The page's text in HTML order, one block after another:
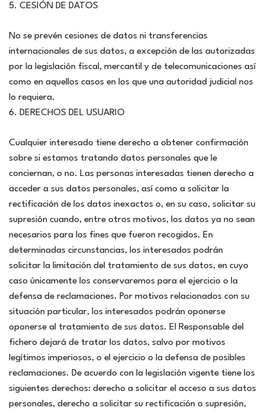
5. CESIÓN DE DATOS
No se prevén cesiones de datos ni transferencias
internacionales de sus datos, a excepción de las autorizadas
por la legislación fiscal, mercantil y de telecomunicaciones así
como en aquellos casos en los que una autoridad judicial nos
lo requiera.
6. DERECHOS DEL USUARIO
Cualquier interesado tiene derecho a obtener confirmación
sobre si estamos tratando datos personales que le
conciernan, o no. Las personas interesadas tienen derecho a
acceder a sus datos personales, así como a solicitar la
rectificación de los datos inexactos o, en su caso, solicitar su
supresión cuando, entre otros motivos, los datos ya no sean
necesarios para los fines que fueron recogidos. En
determinadas circunstancias, los interesados podrán
solicitar la limitación del tratamiento de sus datos, en cuyo
caso únicamente los conservaremos para el ejercicio o la
defensa de reclamaciones. Por motivos relacionados con su
situación particular, los interesados podrán oponerse
oponerse al tratamiento de sus datos. El Responsable del
fichero dejará de tratar los datos, salvo por motivos
legítimos imperiosos, o el ejercicio o la defensa de posibles
reclamaciones. De acuerdo con la legislación vigente tiene los
siguientes derechos: derecho a solicitar el acceso a sus datos
personales, derecho a solicitar su rectificación o supresión,